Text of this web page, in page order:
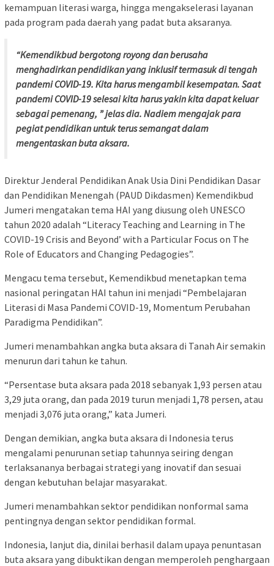
kemampuan literasi warga, hingga mengakselerasi layanan
pada program pada daerah yang padat buta aksaranya.
“Kemendikbud bergotong royong dan berusaha
menghadirkan pendidikan yang inklusif termasuk di tengah
pandemi COVID-19. Kita harus mengambil kesempatan. Saat
pandemi COVID-19 selesai kita harus yakin kita dapat keluar
sebagai pemenang, ” jelas dia. Nadiem mengajak para
pegiat pendidikan untuk terus semangat dalam
mengentaskan buta aksara.
Direktur Jenderal Pendidikan Anak Usia Dini Pendidikan Dasar
dan Pendidikan Menengah (PAUD Dikdasmen) Kemendikbud
Jumeri mengatakan tema HAI yang diusung oleh UNESCO
tahun 2020 adalah “Literacy Teaching and Learning in The
COVID-19 Crisis and Beyond’ with a Particular Focus on The
Role of Educators and Changing Pedagogies”.
Mengacu tema tersebut, Kemendikbud menetapkan tema
nasional peringatan HAI tahun ini menjadi “Pembelajaran
Literasi di Masa Pandemi COVID-19, Momentum Perubahan
Paradigma Pendidikan”.
Jumeri menambahkan angka buta aksara di Tanah Air semakin
menurun dari tahun ke tahun.
“Persentase buta aksara pada 2018 sebanyak 1,93 persen atau
3,29 juta orang, dan pada 2019 turun menjadi 1,78 persen, atau
menjadi 3,076 juta orang,” kata Jumeri.
Dengan demikian, angka buta aksara di Indonesia terus
mengalami penurunan setiap tahunnya seiring dengan
terlaksananya berbagai strategi yang inovatif dan sesuai
dengan kebutuhan belajar masyarakat.
Jumeri menambahkan sektor pendidikan nonformal sama
pentingnya dengan sektor pendidikan formal.
Indonesia, lanjut dia, dinilai berhasil dalam upaya penuntasan
buta aksara yang dibuktikan dengan memperoleh penghargaan